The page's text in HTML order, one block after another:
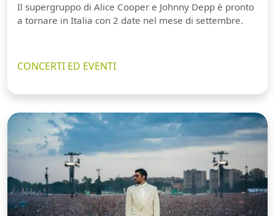
Il supergruppo di Alice Cooper e Johnny Depp è pronto
a tornare in Italia con 2 date nel mese di settembre.
CONCERTI ED EVENTI